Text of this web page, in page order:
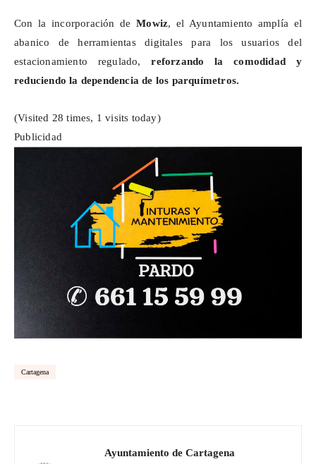
Con la incorporación de Mowiz, el Ayuntamiento amplía el
abanico de herramientas digitales para los usuarios del
estacionamiento regulado, reforzando la comodidad y
reduciendo la dependencia de los parquímetros.
(Visited 28 times, 1 visits today)
Publicidad
Cartagena
Ayuntamiento de Cartagena